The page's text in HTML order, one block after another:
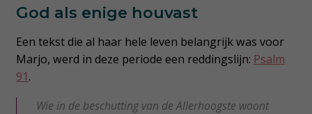
God als enige houvast
Een tekst die al haar hele leven belangrijk was voor
Marjo, werd in deze periode een reddingslijn: Psalm
91.
Wie in de beschutting van de Allerhoogste woont